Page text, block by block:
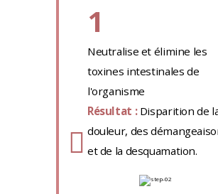
1
Neutralise et élimine les
toxines intestinales de
l'organisme
Résultat : Disparition de
douleur, des
et de la desquamation.